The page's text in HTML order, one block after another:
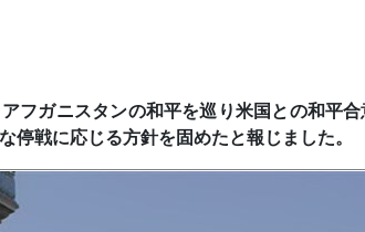
アフガニスタンの和平を巡り米国との和平
停戦に応じる方針を固めたと報じました。